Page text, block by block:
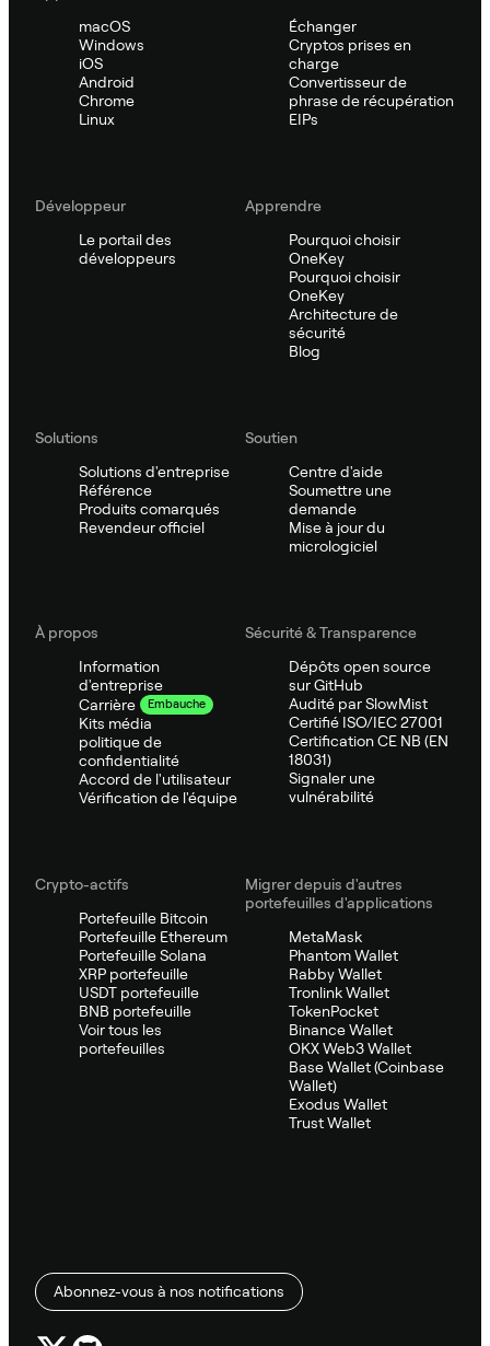
macOS
Windows
iOS
Android
Chrome
Linux
Échanger
Cryptos prises en
charge
Convertisseur de
phrase de récupération
EIPs
Développeur
Le portail des
développeurs
Apprendre
Pourquoi choisir
OneKey
Pourquoi choisir
OneKey
Architecture de
sécurité
Blog
Solutions
Solutions d'entreprise
Référence
Produits comarqués
Revendeur officiel
Soutien
Centre d'aide
Soumettre une
demande
Mise à jour du
micrologiciel
À propos
Information
d'entreprise
Carrière
Embauche
Kits média
politique de
confidentialité
Accord de l'utilisateur
Vérification de l'équipe
Sécurité & Transparence
Dépôts open source
sur GitHub
Audité par SlowMist
Certifié ISO/IEC 27001
Certification CE NB (EN
18031)
Signaler une
vulnérabilité
Crypto-actifs
Portefeuille Bitcoin
Portefeuille Ethereum
Portefeuille Solana
XRP portefeuille
USDT portefeuille
BNB portefeuille
Voir tous les
portefeuilles
Migrer depuis d'autres
portefeuilles d'applications
MetaMask
Phantom Wallet
Rabby Wallet
Tronlink Wallet
TokenPocket
Binance Wallet
OKX Web3 Wallet
Base Wallet (Coinbase
Wallet)
Exodus Wallet
Trust Wallet
Abonnez-vous à nos notifications